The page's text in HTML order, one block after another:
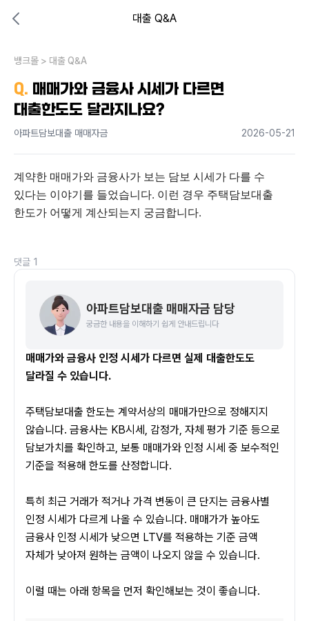
대출 Q&A
내 상황엔 어떤 방법이 있을까?
뱅크몰 > 대출 Q&A
Q. 매매가와 금융사 시세가 다르면
대출한도도 달라지나요?
아파트담보대출 매매자금 2026-05-21
계약한 매매가와 금융사가 보는 담보 시세가 다를 수
있다는 이야기를 들었습니다. 이런 경우 주택담보대출
한도가 어떻게 계산되는지 궁금합니다.
댓글 1
아파트담보대출 매매자금 담당
궁금한 내용을 이해하기 쉽게 안내드립니다
매매가와 금융사 인정 시세가 다르면 실제 대출한도도
달라질 수 있습니다.
주택담보대출 한도는 계약서상의 매매가만으로 정해지지
않습니다. 금융사는 KB시세, 감정가, 자체 평가 기준 등으로
담보가치를 확인하고, 보통 매매가와 인정 시세 중 보수적인
기준을 적용해 한도를 산정합니다.
특히 최근 거래가 적거나 가격 변동이 큰 단지는 금융사별
인정 시세가 다르게 나올 수 있습니다. 매매가가 높아도
금융사 인정 시세가 낮으면 LTV를 적용하는 기준 금액
자체가 낮아져 원하는 금액이 나오지 않을 수 있습니다.
이럴 때는 아래 항목을 먼저 확인해보는 것이 좋습니다.